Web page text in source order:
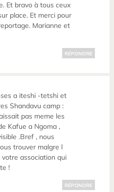
Et bravo à tous ceux
place. Et merci pour
Marianne et
RÉPONDRE
a iteshi -tetshi et
Shandavu camp :
pas meme les
Kafue a Ngoma ,
.Bref , nous
trouver malgre l
association qui
!
RÉPONDRE